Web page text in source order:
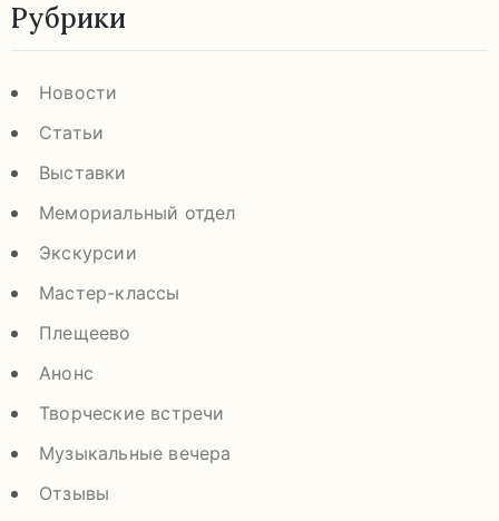
Рубрики
Новости
Статьи
Выставки
Мемориальный отдел
Экскурсии
Мастер-классы
Плещеево
Анонс
Творческие встречи
Музыкальные вечера
Отзывы